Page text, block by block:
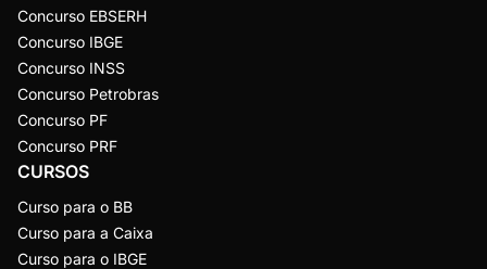
Concurso EBSERH
Concurso IBGE
Concurso INSS
Concurso Petrobras
Concurso PF
Concurso PRF
CURSOS
Curso para o BB
Curso para a Caixa
Curso para o IBGE